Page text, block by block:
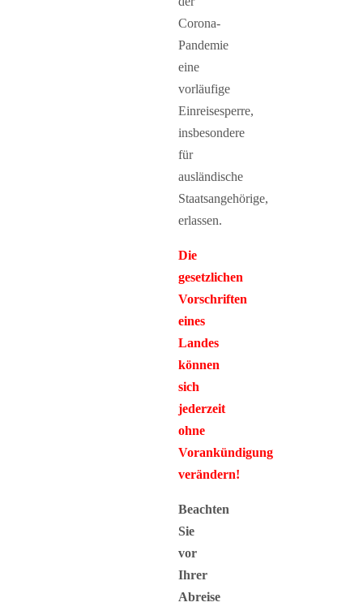
Corona-
Pandemie
eine
vorläufige
Einreisesperre,
insbesondere
für
ausländische
Staatsangehörige,
erlassen.
Die
gesetzlichen
Vorschriften
eines
Landes
können
sich
jederzeit
ohne
Vorankündigung
verändern!
Beachten
Sie
vor
Ihrer
Abreise